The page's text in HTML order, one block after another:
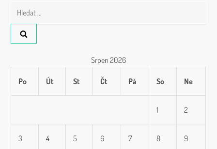
g
a
e
p
Vyhledávání
Srpen 2026
Po Út St Čt Pá So Ne
1 2
3 4 5 6 7 8 9